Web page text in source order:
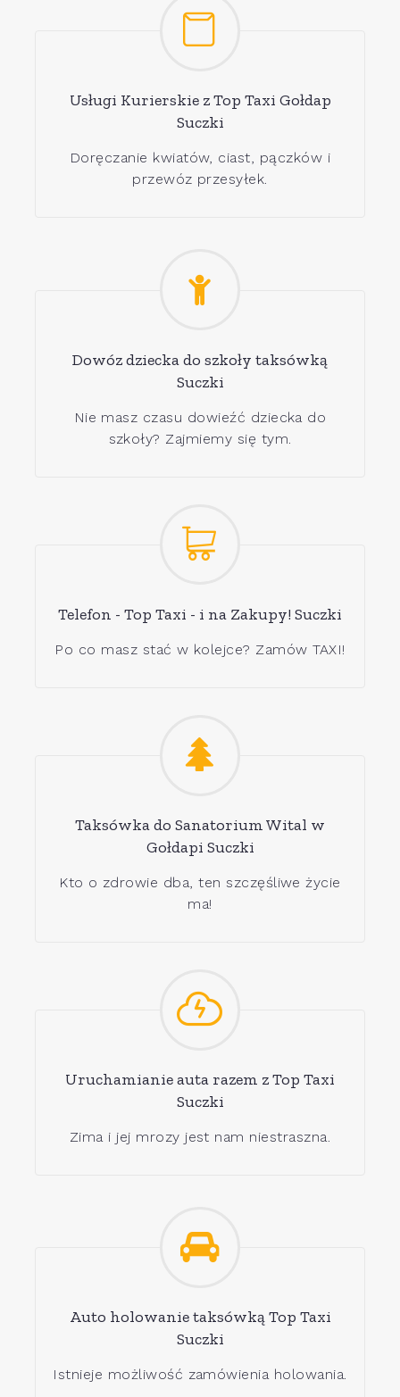
Usługi Kurierskie z Top Taxi Gołdap
Suczki
Doręczanie kwiatów, ciast, pączków i
przewóz przesyłek.
Dowóz dziecka do szkoły taksówką
Suczki
Nie masz czasu dowieźć dziecka do
szkoły? Zajmiemy się tym.
Telefon - Top Taxi - i na Zakupy! Suczki
Po co masz stać w kolejce? Zamów TAXI!
Taksówka do Sanatorium Wital w
Gołdapi Suczki
Kto o zdrowie dba, ten szczęśliwe życie
ma!
Uruchamianie auta razem z Top Taxi
Suczki
Zima i jej mrozy jest nam niestraszna.
Auto holowanie taksówką Top Taxi
Suczki
Istnieje możliwość zamówienia holowania.